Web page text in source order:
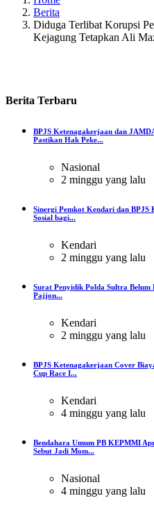
Berita
Diduga Terlibat Korupsi
Kejagung Tetapkan Ali
Berita Terbaru
BPJS Ketenagakerjaan dan
Pastikan Hak Peke...
Nasional
2 minggu yang lalu
Sinergi Pemkot Kendari dan BPJS
Sosial bagi...
Kendari
2 minggu yang lalu
Surat Penyidik Polda Sultra
Pajjon...
Kendari
2 minggu yang lalu
BPJS Ketenagakerjaan Cover
Cup Race I...
Kendari
4 minggu yang lalu
Bendahara Umum PB KEPMMI
Sebut Jadi Mom...
Nasional
4 minggu yang lalu